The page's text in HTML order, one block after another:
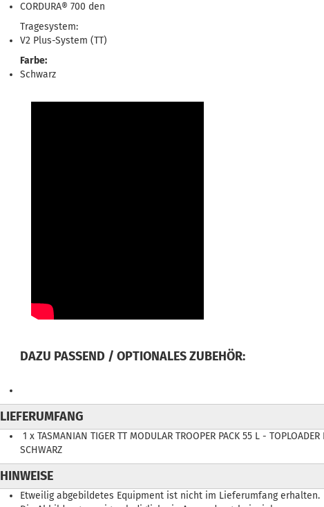
CORDURA® 700 den
Tragesystem:
V2 Plus-System (TT)
Farbe:
Schwarz
DAZU PASSEND / OPTIONALES ZUBEHÖR:
LIEFERUMFANG
1 x TASMANIAN TIGER TT MODULAR TROOPER PACK 55 L - TOPLOADER
SCHWARZ
HINWEISE
Etweilig abgebildetes Equipment ist nicht im Lieferumfang erhalten.